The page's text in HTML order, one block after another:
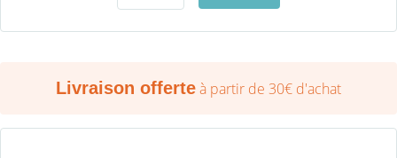
Livraison offerteà partir de 30€ d'achat